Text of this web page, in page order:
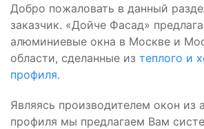
Добро пожаловать в данный
заказчик. «Дойче Фасад»
алюминиевые окна в Москве и
области, сделанные из теплого и
профиля.
Являясь производителем окон из
профиля мы предлагаем Вам